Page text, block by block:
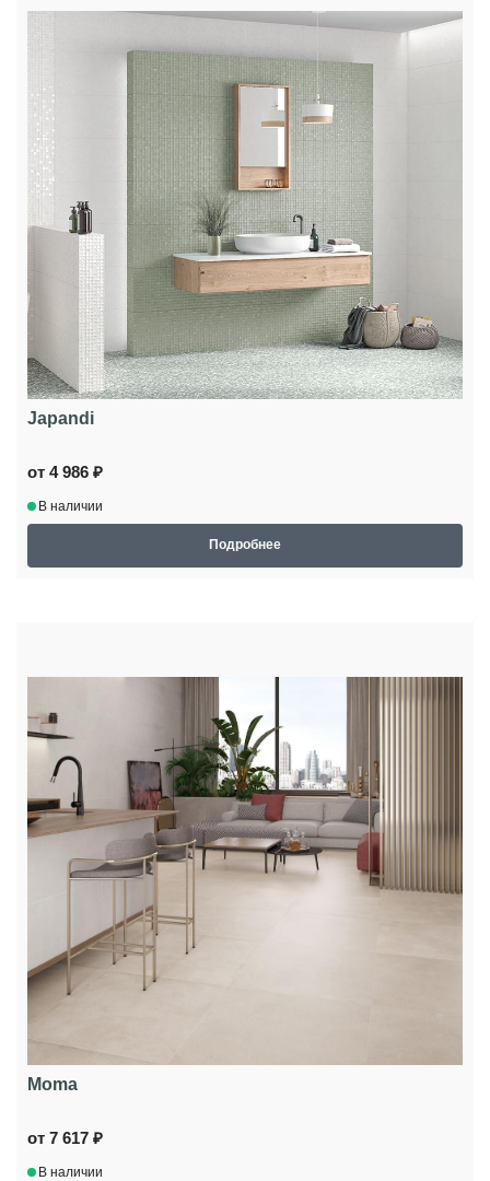
Japandi
от 4 986 ₽
В наличии
Подробнее
Moma
от 7 617 ₽
В наличии